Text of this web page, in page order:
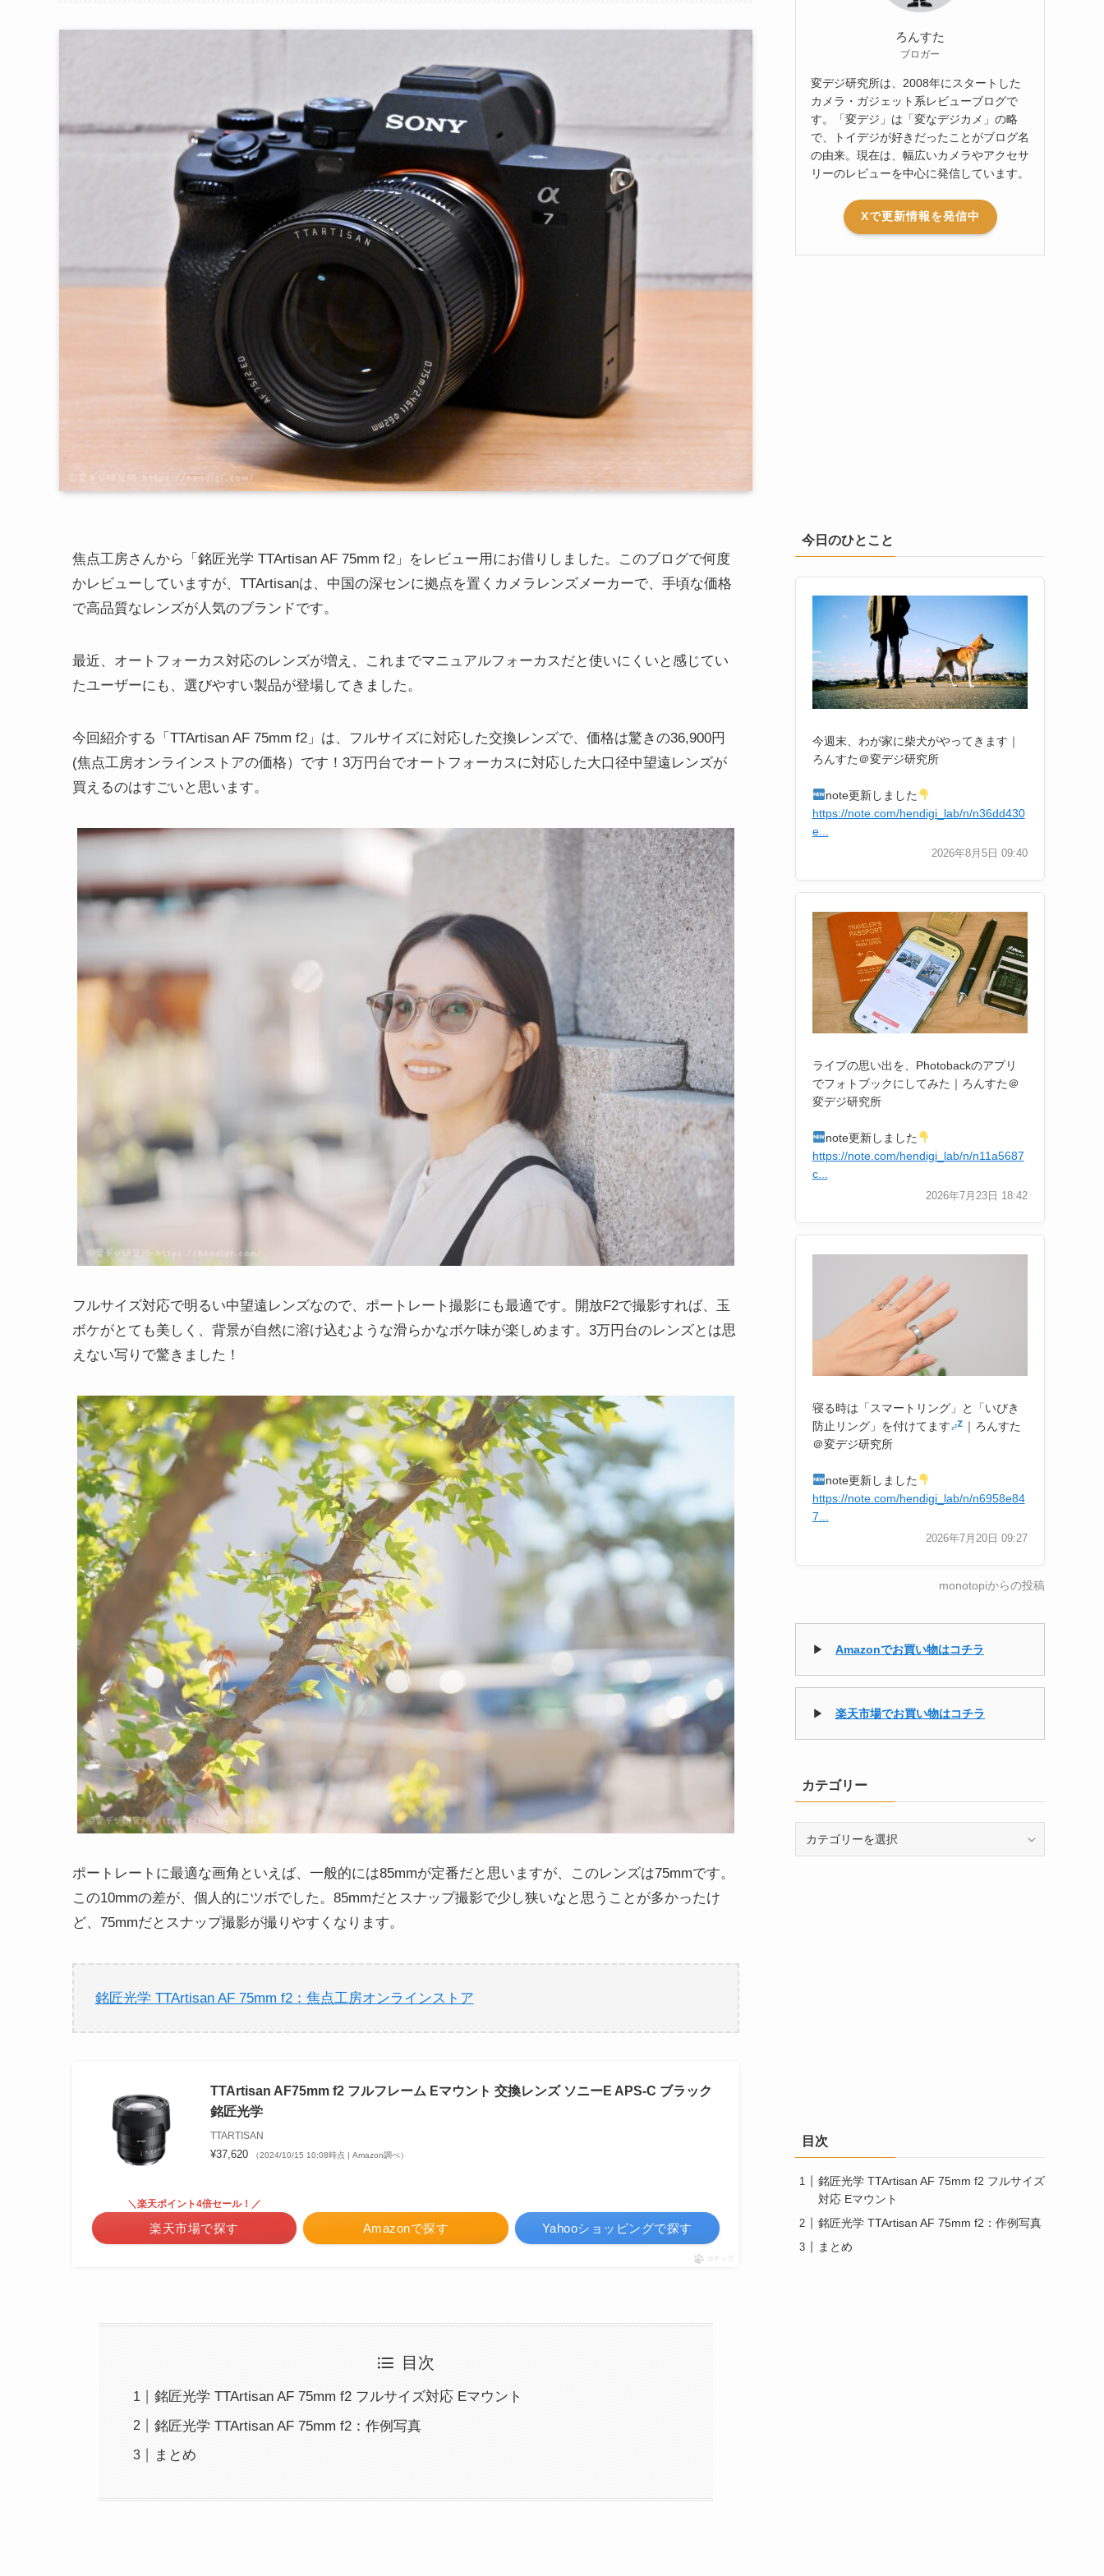
焦点工房さんから「銘匠光学 TTArtisan AF 75mm f2」をレビュー用にお借りしました。このブログで何度
かレビューしていますが、TTArtisanは、中国の深センに拠点を置くカメラレンズメーカーで、手頃な価格
で高品質なレンズが人気のブランドです。
最近、オートフォーカス対応のレンズが増え、これまでマニュアルフォーカスだと使いにくいと感じてい
たユーザーにも、選びやすい製品が登場してきました。
今回紹介する「TTArtisan AF 75mm f2」は、フルサイズに対応した交換レンズで、価格は驚きの36,900円
(焦点工房オンラインストアの価格）です！3万円台でオートフォーカスに対応した大口径中望遠レンズが
買えるのはすごいと思います。
フルサイズ対応で明るい中望遠レンズなので、ポートレート撮影にも最適です。開放F2で撮影すれば、玉
ボケがとても美しく、背景が自然に溶け込むような滑らかなボケ味が楽しめます。3万円台のレンズとは思
えない写りで驚きました！
ポートレートに最適な画角といえば、一般的には85mmが定番だと思いますが、このレンズは75mmです。
この10mmの差が、個人的にツボでした。85mmだとスナップ撮影で少し狭いなと思うことが多かったけ
ど、75mmだとスナップ撮影が撮りやすくなります。
銘匠光学 TTArtisan AF 75mm f2：焦点工房オンラインストア
TTArtisan AF75mm f2 フルフレーム Eマウント 交換レンズ ソニーE APS-C ブラック
銘匠光学
TTARTISAN
¥37,620 （2024/10/15 10:08時点 | Amazon調べ）
Amazonで探す
＼楽天ポイント4倍セール！／
楽天市場で探す Yahooショッピングで探す
ポチップ
目次
銘匠光学 TTArtisan AF 75mm f2 フルサイズ対応 Eマウント
銘匠光学 TTArtisan AF 75mm f2：作例写真
まとめ
ろんすた
ブロガー
変デジ研究所は、2008年にスタートした
カメラ・ガジェット系レビューブログで
す。「変デジ」は「変なデジカメ」の略
で、トイデジが好きだったことがブログ名
の由来。現在は、幅広いカメラやアクセサ
リーのレビューを中心に発信しています。
Xで更新情報を発信中
今日のひとこと
今週末、わが家に柴犬がやってきます｜
ろんすた＠変デジ研究所
note更新しました
https://note.com/hendigi_lab/n/n36dd430
e...
2026年8月5日 09:40
ライブの思い出を、Photobackのアプリ
でフォトブックにしてみた｜ろんすた＠
変デジ研究所
note更新しました
https://note.com/hendigi_lab/n/n11a5687
c...
2026年7月23日 18:42
寝る時は「スマートリング」と「いびき
防止リング」を付けてます
｜ろんすた
＠変デジ研究所
note更新しました
https://note.com/hendigi_lab/n/n6958e84
7...
2026年7月20日 09:27
monotopiからの投稿
▶ Amazonでお買い物はコチラ
▶ 楽天市場でお買い物はコチラ
カテゴリー
目次
銘匠光学 TTArtisan AF 75mm f2 フルサイズ
対応 Eマウント
銘匠光学 TTArtisan AF 75mm f2：作例写真
まとめ